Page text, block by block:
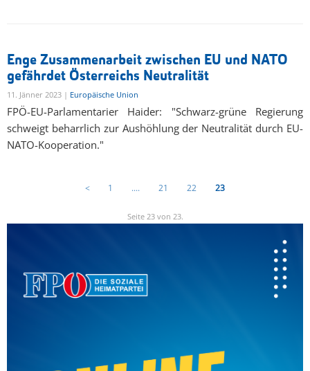
Enge Zusammenarbeit zwischen EU und NATO
gefährdet Österreichs Neutralität
11. Jänner 2023 | Europäische Union
FPÖ-EU-Parlamentarier Haider: "Schwarz-grüne Regierung
schweigt beharrlich zur Aushöhlung der Neutralität durch EU-
NATO-Kooperation."
< 1 .... 21 22 23
Seite 23 von 23.